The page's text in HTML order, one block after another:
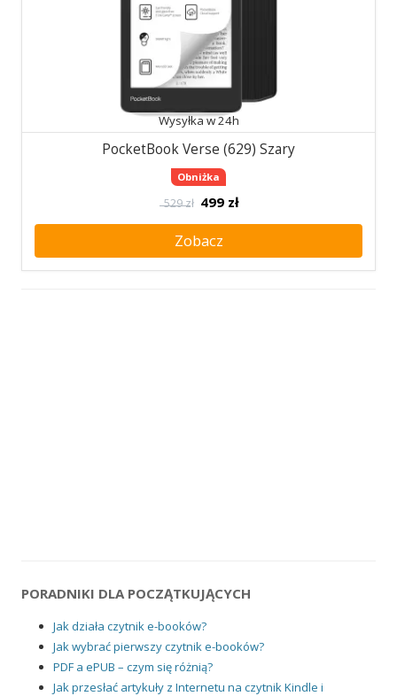
Wysyłka w 24h
PocketBook Verse (629) Szary
Obniżka
529 zł 499 zł
Zobacz
PORADNIKI DLA POCZĄTKUJĄCYCH
Jak działa czytnik e-booków?
Jak wybrać pierwszy czytnik e-booków?
PDF a ePUB – czym się różnią?
Jak przesłać artykuły z Internetu na czytnik Kindle i